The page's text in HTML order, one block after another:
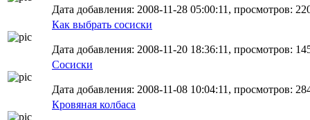
Дата добавления: 2008-11-28 05:00:11, просмотров:
Как выбрать сосиски
Дата добавления: 2008-11-20 18:36:11, просмотров:
Сосиски
Дата добавления: 2008-11-08 10:04:11, просмотров:
Кровяная колбаса